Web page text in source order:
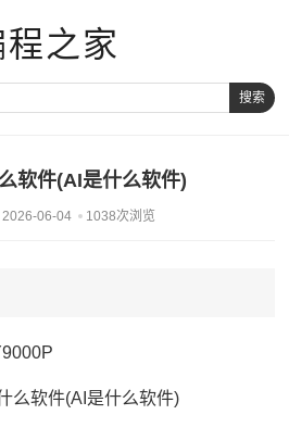
程之家
搜索
软件(AI是什么软件)
2026-06-04 1038次浏览